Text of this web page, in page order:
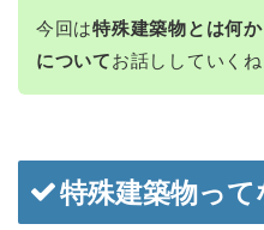
今回は特殊建築物とは何か
についてお話ししていくね
特殊建築物って